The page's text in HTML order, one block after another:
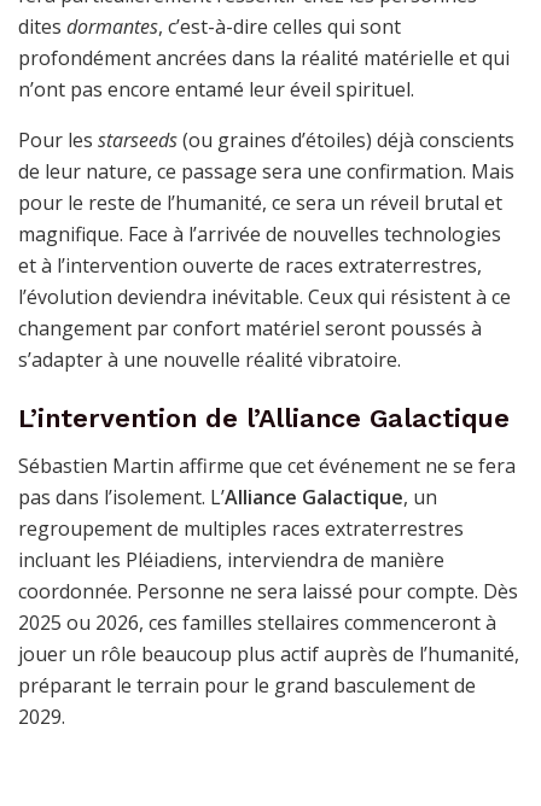
dites dormantes, c’est-à-dire celles qui sont
profondément ancrées dans la réalité matérielle et qui
n’ont pas encore entamé leur éveil spirituel.
Pour les starseeds(ou graines d’étoiles) déjà conscients
de leur nature, ce passage sera une confirmation. Mais
pour le reste de l’humanité, ce sera un réveil brutal et
magnifique. Face à l’arrivée de nouvelles technologies
et à l’intervention ouverte de races extraterrestres,
l’évolution deviendra inévitable. Ceux qui résistent à ce
changement par confort matériel seront poussés à
s’adapter à une nouvelle réalité vibratoire.
L’intervention de l’Alliance Galactique
Sébastien Martin affirme que cet événement ne se fera
pas dans l’isolement. L’Alliance Galactique, un
regroupement de multiples races extraterrestres
incluant les Pléiadiens, interviendra de manière
coordonnée. Personne ne sera laissé pour compte. Dès
2025 ou 2026, ces familles stellaires commenceront à
jouer un rôle beaucoup plus actif auprès de l’humanité,
préparant le terrain pour le grand basculement de
2029.